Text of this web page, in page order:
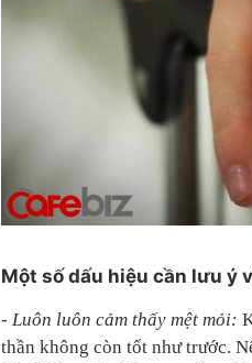
Một số dấu hiệu cần lưu ý
- Luôn luôn cảm thấy mệt mỏi:
thần không còn tốt như trước.